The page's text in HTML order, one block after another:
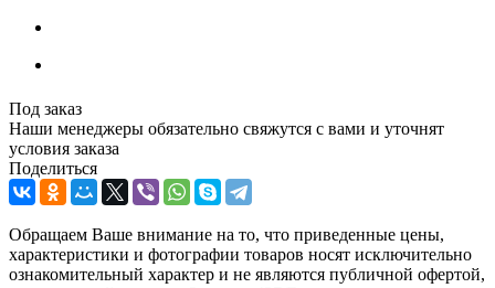
Под заказ
Наши менеджеры обязательно свяжутся с вами и уточнят
условия заказа
Поделиться
Обращаем Ваше внимание на то, что приведенные цены,
характеристики и фотографии товаров носят исключительно
ознакомительный характер и не являются публичной офертой,